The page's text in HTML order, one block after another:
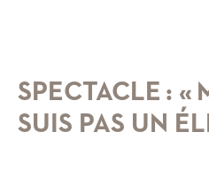
SPECTACLE : «
SUIS PAS UN